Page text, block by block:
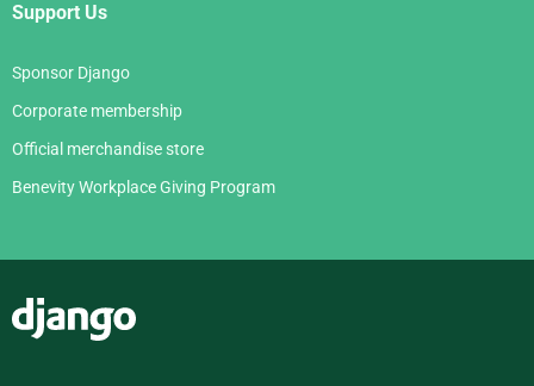
Support Us
Sponsor Django
Corporate membership
Official merchandise store
Benevity Workplace Giving Program